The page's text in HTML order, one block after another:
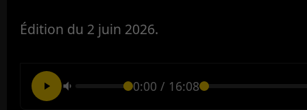
Édition du 2 juin 2026.
0:00 / 16:08